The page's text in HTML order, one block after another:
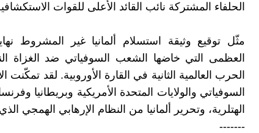
الحلفاء المشتركة نائب القائد الأعلى للقوات
مثّل توقيع وثيقة استسلام ألمانيا غير المشروط
العظمى التي خاضها الشعب السوفياتي ضد الغزاة
الحرب العالمية الثانية في القارة الأوروبية. لقد تمكّنت
السوفياتي والولايات المتحدة الأمريكية وبريطانيا
الهتلرية، وتحرير ألمانيا من النظام الإرهابي الهمجي الذي
-------